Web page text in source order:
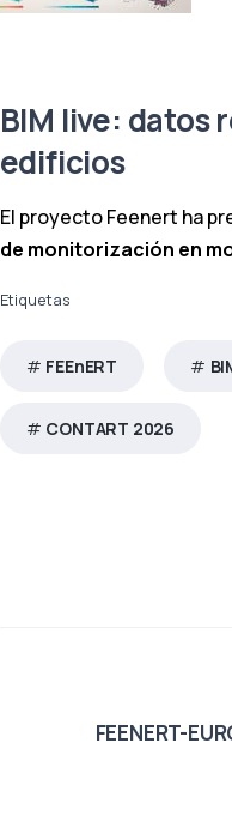
BIM live: datos
edificios
El proyecto Feenert ha
de monitorización en
Etiquetas
FEEnERT
CONTART 2026
FEENERT-